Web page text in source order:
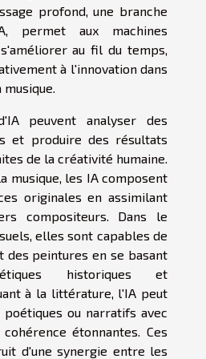
profond, une branche
permet aux machines
au fil du temps,
à l'innovation dans
peuvent analyser des
et produire des résultats
de la créativité humaine.
musique, les IA composent
originales en assimilant
compositeurs. Dans le
elles sont capables de
des peintures en se basant
historiques et
à la littérature, l'IA peut
ou narratifs avec
étonnantes. Ces
d'une synergie entre les